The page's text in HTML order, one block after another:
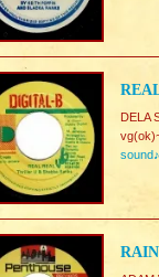
DELA
sound♪